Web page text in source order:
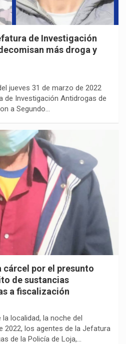
de Investigación
más droga y
jueves 31 de marzo de 2022
de Investigación Antidrogas de
a Segundo…
cárcel por el presunto
de sustancias
a fiscalización
localidad, la noche del
2022, los agentes de la Jefatura
de la Policía de Loja,…